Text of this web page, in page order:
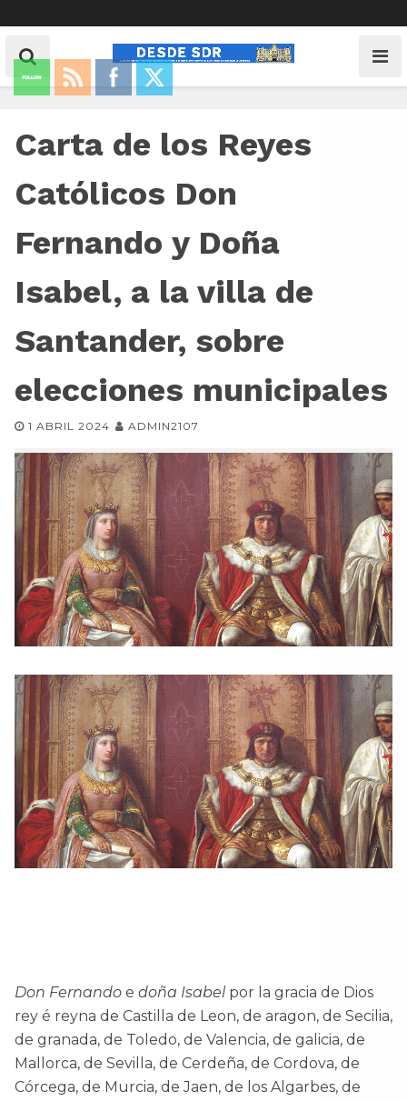
Carta de los Reyes
Católicos Don
Fernando y Doña
Isabel, a la villa de
Santander, sobre
elecciones municipales
1 ABRIL 2024 ADMIN2107
Don Fernando e doña Isabel por la gracia de Dios
rey é reyna de Castilla de Leon, de aragon, de Secilia,
de granada, de Toledo, de Valencia, de galicia, de
Mallorca, de Sevilla, de Cerdeña, de Cordova, de
Córcega, de Murcia, de Jaen, de los Algarbes, de